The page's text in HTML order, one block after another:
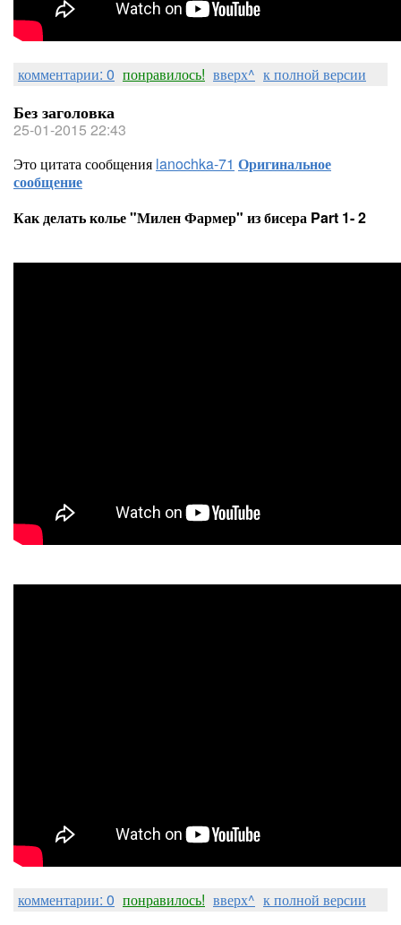
комментарии: 0 понравилось! вверх^ к полной версии
Без заголовка
25-01-2015 22:43
Это цитата сообщения lanochka-71 Оригинальное
сообщение
Как делать колье "Милен Фармер" из бисера Part 1- 2
комментарии: 0 понравилось! вверх^ к полной версии